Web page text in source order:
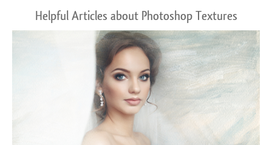
Helpful Articles about Photoshop Textures